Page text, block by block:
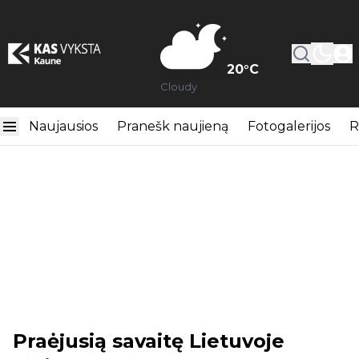
20°C
Cloudy
Naujausios Pranešk naujieną Fotogalerijos
Praėjusią savaitę Lietuvoje